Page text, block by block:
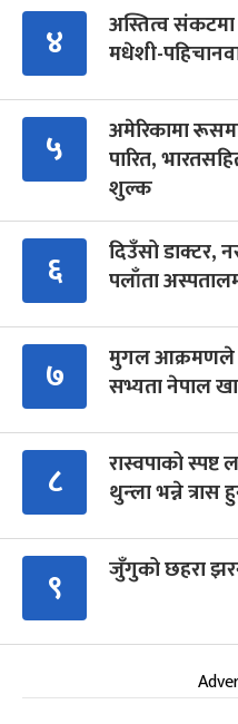
४
अस्तित्व संकटमा
मधेशी-
५
अमेरिकामा
पारित,
शुल्क
६
दिउँसो डाक्टर,
पलाँता
७
मुगल आक्रमणले
सभ्यता नेपाल
८
रास्वपाको स्पष्ट
थुन्ला भन्ने त्रास
९ जुँगुको छहरा